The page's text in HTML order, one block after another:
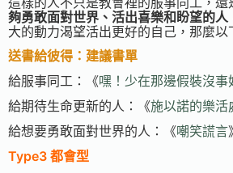
夠勇敢面對世界、活出喜樂和盼望的人
大的動力渴望活出更好的自己，那麼以
送書給彼得：建議書單
給服事同工：《嘿！少在那邊假裝沒事
給期待生命更新的人：《施以諾的樂活
給想要勇敢面對世界的人：《嘲笑謊言
Type3 都會型